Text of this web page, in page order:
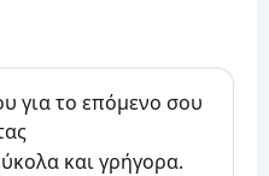
για το επόμενο σου
και γρήγορα.